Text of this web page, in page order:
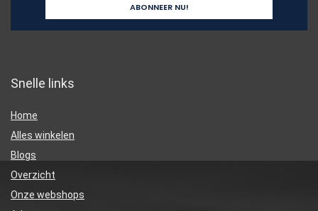
Snelle links
Home
Alles winkelen
Blogs
Overzicht
Onze webshops